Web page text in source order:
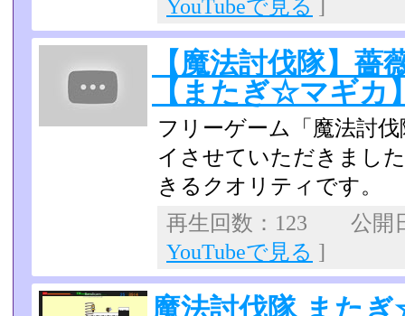
YouTubeで見る ]
【魔法討伐隊】
【またぎ☆マギカ
フリーゲーム「魔法討
イさせていただきまし
きるクオリティです。
再生回数：123 公開
YouTubeで見る ]
魔法討伐隊 また